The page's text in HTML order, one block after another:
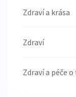
Zdraví a krása
Zdraví
Zdraví a péče